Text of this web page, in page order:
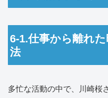
6-1.仕事から離れ
法
多忙な活動の中で、川崎桜